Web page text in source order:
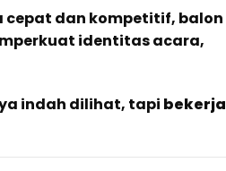
cepat dan kompetitif, balon
identitas acara,
indah dilihat, tapi bekerja